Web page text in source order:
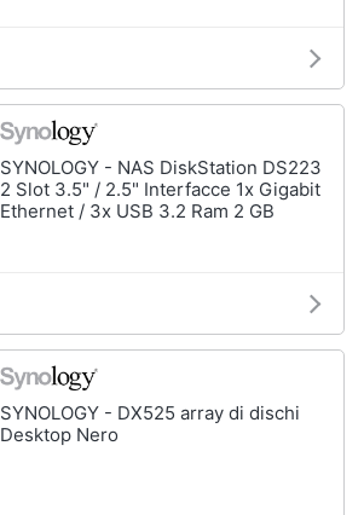
SYNOLOGY - NAS DiskStation DS223
2 Slot 3.5" / 2.5" Interfacce 1x Gigabit
Ethernet / 3x USB 3.2 Ram 2 GB
SYNOLOGY - DX525 array di dischi
Desktop Nero